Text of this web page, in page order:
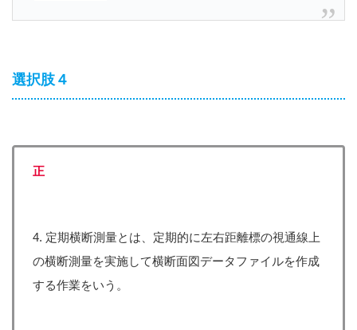
選択肢４
正
4. 定期横断測量とは、定期的に左右距離標の視通線上
の横断測量を実施して横断面図データファイルを作成
する作業をいう。